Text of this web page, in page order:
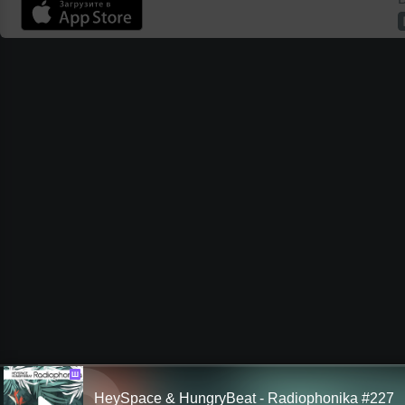
Ш
HeySpace & HungryBeat - Radiophonika #227